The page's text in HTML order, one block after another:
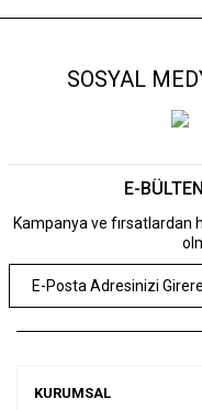
SOSYAL
E-
Kampanya ve
KURUMSAL